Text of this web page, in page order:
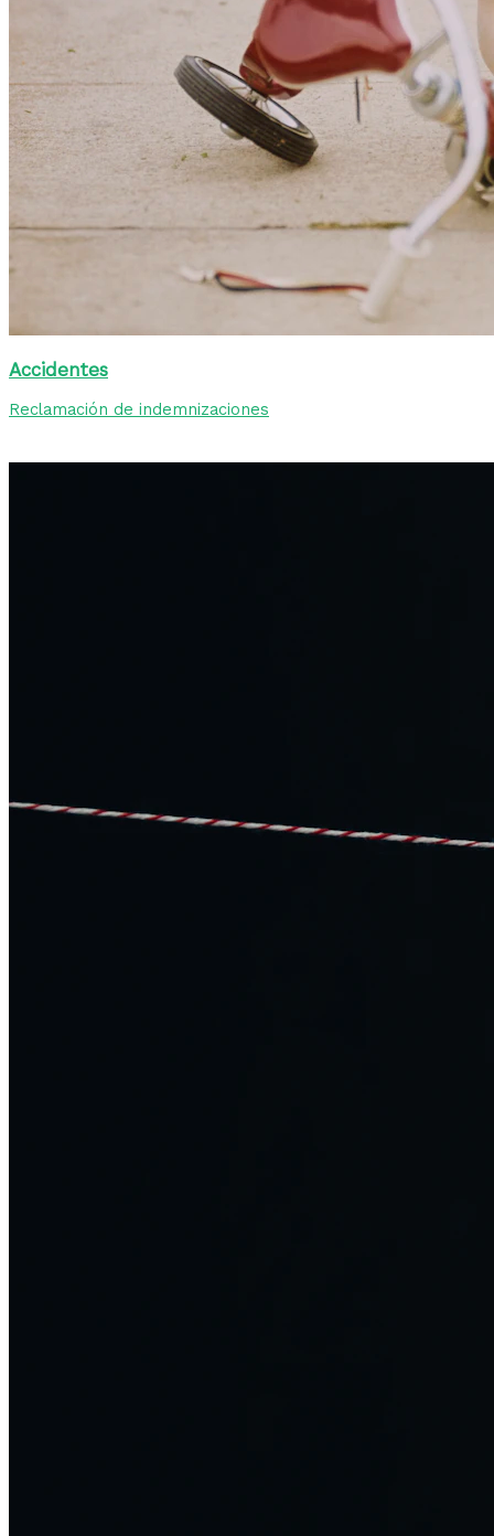
Accidentes
Reclamación de indemnizaciones